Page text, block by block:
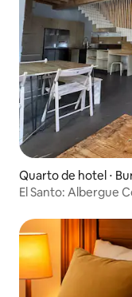
Quarto de hotel ⋅
El Santo: Albergue